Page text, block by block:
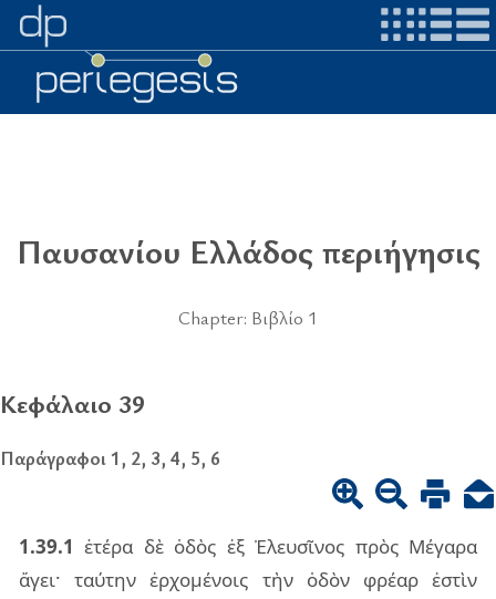
Παυσανίου Ελλάδος περιήγησις
Chapter: Βιβλίο 1
Κεφάλαιο 39
Παράγραφοι 1, 2, 3, 4, 5, 6
1.39.1 ἑτέ­ρα δὲ ὁδὸς ἐξ Ἐλευ­σῖ­νος πρὸς Μέγα­ρα
ἄγει· ταύ­την ἐρ­χο­μέ­νοις τὴν ὁδὸν φρέ­αρ ἐστὶν